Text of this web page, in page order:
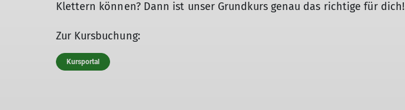
Klettern können? Dann ist unser Grundkurs genau das richtige für dich!
Zur Kursbuchung:
Kursportal